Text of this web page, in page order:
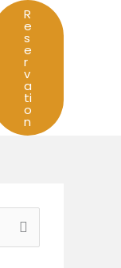
R
e
s
e
r
v
a
ti
o
n